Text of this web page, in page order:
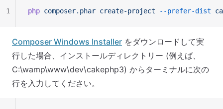
php composer.phar create-project --prefer-dist
1
Composer Windows Installer をダウンロードして実
行した場合、インストールディレクトリー (例えば、
C:\wamp\www\dev\cakephp3) からターミナルに次の
行を入力してください。